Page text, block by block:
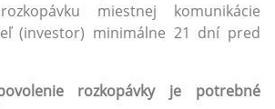
miestnej komunikácie
(investor) minimálne 21 dní pred
rozkopávky je potrebné